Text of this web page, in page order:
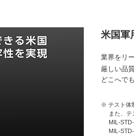
米国軍
業界をリ
厳しい品
どこへで
テスト体
また、テ
MIL-
MIL-